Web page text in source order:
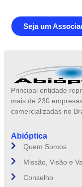
Seja um
Principal entidade
mais de 230
comercializadas no
Abióptica
Quem Somos
Missão, Visão e
Conselho